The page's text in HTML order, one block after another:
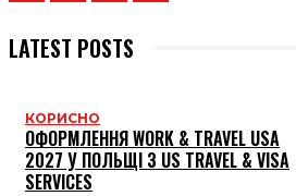
LATEST POSTS
КОРИСНО
ОФОРМЛЕННЯ WORK & TRAVEL USA
2027 У ПОЛЬЩІ З US TRAVEL & VISA
SERVICES